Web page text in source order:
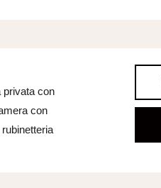
privata con
con